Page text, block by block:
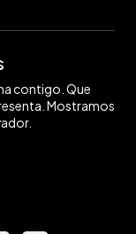
contigo. Que
Mostramos